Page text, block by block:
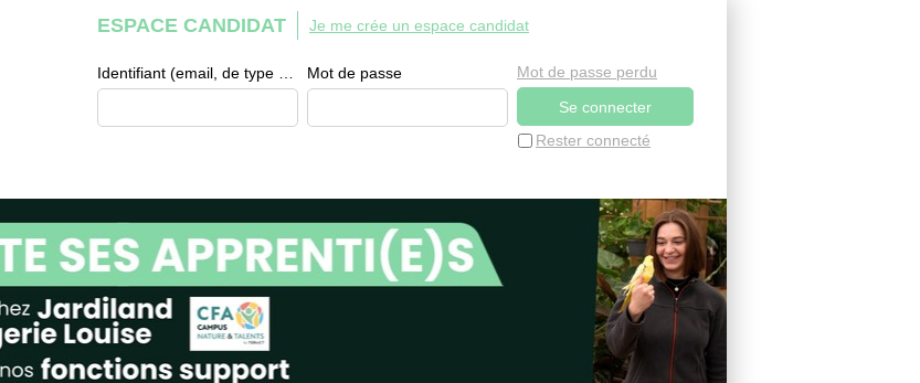
ESPACE CANDIDAT
Mot de passe
Rester connecté
Mot de passe perdu
Je me crée un espace candidat